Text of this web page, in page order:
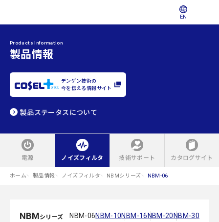
EN
Products Information
製品情報
デンゲン技術の
今を伝える情報サイト
製品ステータスについて
電源 ノイズフィルタ 技術サポート カタログサイト
ホーム 製品情報 ノイズフィルタ NBMシリーズ NBM-06
NBMシリーズ NBM-06NBM-10NBM-16 NBM-20 NBM-30